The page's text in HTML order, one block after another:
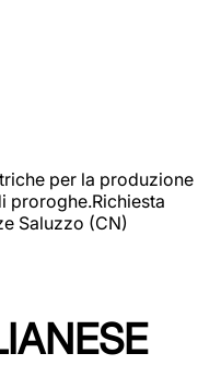
per la produzione
proroghe.Richiesta
Saluzzo (CN)